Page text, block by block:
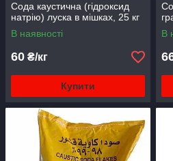
Сода каустична (гідроксид
натрію) луска в мішках, 25 кг
В наявності
60 ₴/кг
Купити
В